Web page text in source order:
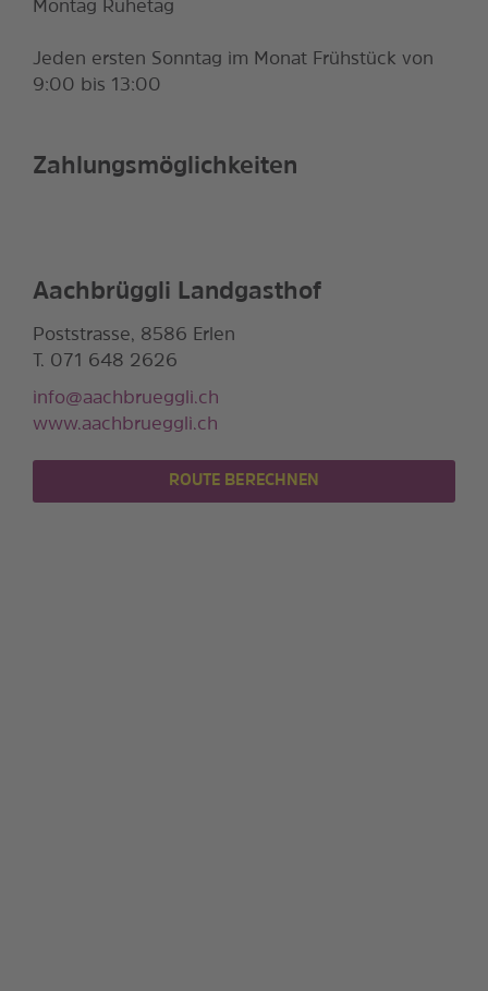
Montag Ruhetag
Jeden ersten Sonntag im Monat Frühstück von
9:00 bis 13:00
Zahlungsmöglichkeiten
Aachbrüggli Landgasthof
Poststrasse, 8586 Erlen
T. 071 648 2626
info@aachbrueggli.ch
www.aachbrueggli.ch
ROUTE BERECHNEN